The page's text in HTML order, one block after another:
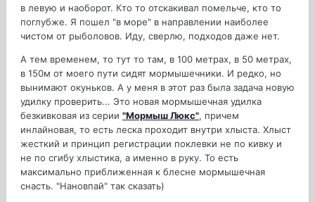
в левую и наоборот. Кто то отскакивал помельче, кто то
поглубже. Я пошел "в море" в направлении наиболее
чистом от рыболовов. Иду, сверлю, подходов даже нет.
А тем временем, то тут то там, в 100 метрах, в 50 метрах,
в 150м от моего пути сидят мормышечники. И редко, но
вынимают окуньков. А у меня в этот раз была задача новую
удилку проверить... Это новая мормышечная удилка
безкивковая из серии "Мормыш Люкс", причем
инлайновая, то есть леска проходит внутри хлыста. Хлыст
жесткий и принцип регистрации поклевки не по кивку и
не по сгибу хлыстика, а именно в руку. То есть
максимально приближенная к блесне мормышечная
снасть. "Нановпай" так сказать)